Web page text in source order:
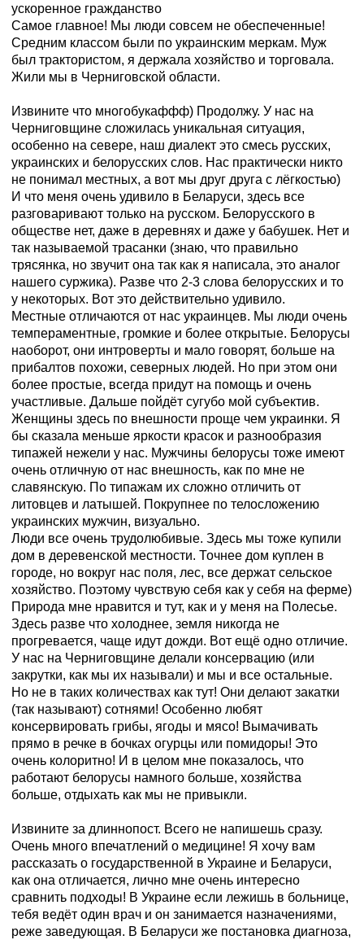
ускоренное гражданство
Самое главное! Мы люди совсем не обеспеченные!
Средним классом были по украинским меркам. Муж
был трактористом, я держала хозяйство и торговала.
Жили мы в Черниговской области.
Извините что многобукаффф) Продолжу. У нас на
Черниговщине сложилась уникальная ситуация,
особенно на севере, наш диалект это смесь русских,
украинских и белорусских слов. Нас практически никто
не понимал местных, а вот мы друг друга с лёгкостью)
И что меня очень удивило в Беларуси, здесь все
разговаривают только на русском. Белорусского в
обществе нет, даже в деревнях и даже у бабушек. Нет и
так называемой трасанки (знаю, что правильно
трясянка, но звучит она так как я написала, это аналог
нашего суржика). Разве что 2-3 слова белорусских и то
у некоторых. Вот это действительно удивило.
Местные отличаются от нас украинцев. Мы люди очень
темпераментные, громкие и более открытые. Белорусы
наоборот, они интроверты и мало говорят, больше на
прибалтов похожи, северных людей. Но при этом они
более простые, всегда придут на помощь и очень
участливые. Дальше пойдёт сугубо мой субъектив.
Женщины здесь по внешности проще чем украинки. Я
бы сказала меньше яркости красок и разнообразия
типажей нежели у нас. Мужчины белорусы тоже имеют
очень отличную от нас внешность, как по мне не
славянскую. По типажам их сложно отличить от
литовцев и латышей. Покрупнее по телосложению
украинских мужчин, визуально.
Люди все очень трудолюбивые. Здесь мы тоже купили
дом в деревенской местности. Точнее дом куплен в
городе, но вокруг нас поля, лес, все держат сельское
хозяйство. Поэтому чувствую себя как у себя на ферме)
Природа мне нравится и тут, как и у меня на Полесье.
Здесь разве что холоднее, земля никогда не
прогревается, чаще идут дожди. Вот ещё одно отличие.
У нас на Черниговщине делали консервацию (или
закрутки, как мы их называли) и мы и все остальные.
Но не в таких количествах как тут! Они делают закатки
(так называют) сотнями! Особенно любят
консервировать грибы, ягоды и мясо! Вымачивать
прямо в речке в бочках огурцы или помидоры! Это
очень колоритно! И в целом мне показалось, что
работают белорусы намного больше, хозяйства
больше, отдыхать как мы не привыкли.
Извините за длиннопост. Всего не напишешь сразу.
Очень много впечатлений о медицине! Я хочу вам
рассказать о государственной в Украине и Беларуси,
как она отличается, лично мне очень интересно
сравнить подходы! В Украине если лежишь в больнице,
тебя ведёт один врач и он занимается назначениями,
реже заведующая. В Беларуси же постановка диагноза,